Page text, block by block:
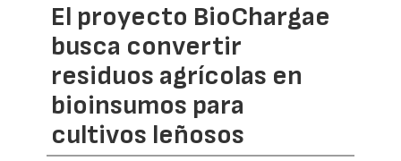
El proyecto BioChargae
busca convertir
residuos agrícolas en
bioinsumos para
cultivos leñosos